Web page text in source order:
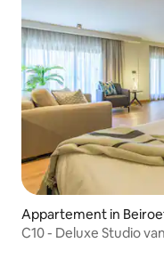
Appartement in
C10 - Deluxe Studio